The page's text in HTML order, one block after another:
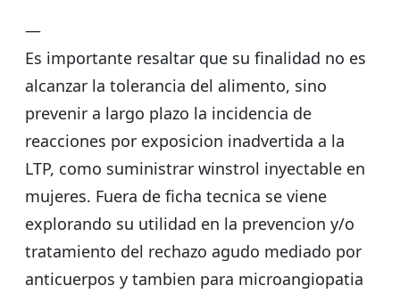
—
Es importante resaltar que su finalidad no es
alcanzar la tolerancia del alimento, sino
prevenir a largo plazo la incidencia de
reacciones por exposicion inadvertida a la
LTP, como suministrar winstrol inyectable en
mujeres. Fuera de ficha tecnica se viene
explorando su utilidad en la prevencion y/o
tratamiento del rechazo agudo mediado por
anticuerpos y tambien para microangiopatia